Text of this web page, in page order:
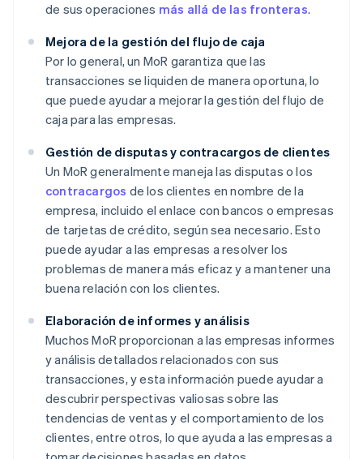
de sus operaciones más allá de las fronteras.
Mejora de la gestión del flujo de caja
Por lo general, un MoR garantiza que las
transacciones se liquiden de manera oportuna, lo
que puede ayudar a mejorar la gestión del flujo de
caja para las empresas.
Gestión de disputas y contracargos de clientes
Un MoR generalmente maneja las disputas o los
contracargos de los clientes en nombre de la
empresa, incluido el enlace con bancos o empresas
de tarjetas de crédito, según sea necesario. Esto
puede ayudar a las empresas a resolver los
problemas de manera más eficaz y a mantener una
buena relación con los clientes.
Elaboración de informes y análisis
Muchos MoR proporcionan a las empresas informes
y análisis detallados relacionados con sus
transacciones, y esta información puede ayudar a
descubrir perspectivas valiosas sobre las
tendencias de ventas y el comportamiento de los
clientes, entre otros, lo que ayuda a las empresas a